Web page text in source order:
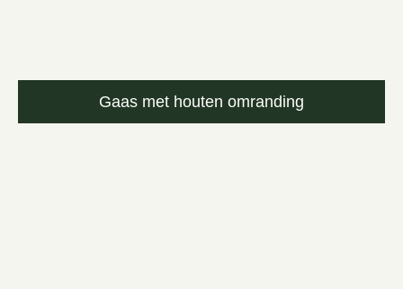
Gaas met houten omranding